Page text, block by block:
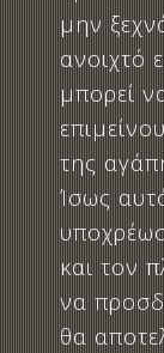
μην
ανοιχτό
μπορεί
της
Ίσως
και τον
να
θα